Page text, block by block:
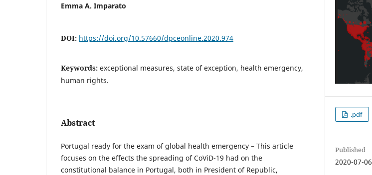
Emma A. Imparato
DOI: https://doi.org/10.57660/dpceonline.2020.974
Keywords: exceptional measures, state of exception, health emergency,
human rights.
Abstract
Portugal ready for the exam of global health emergency – This article
focuses on the effects the spreading of CoViD-19 had on the
constitutional balance in Portugal, both in President of Republic,
.pdf
Published
2020-07-06